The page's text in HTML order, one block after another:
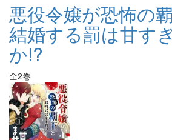
悪役令嬢が恐怖の
結婚する罰は甘す
か!?
全2巻